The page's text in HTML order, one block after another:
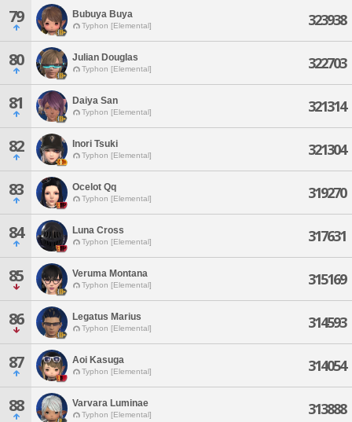
79 Bubuya Buya
Typhon [Elemental] 323938
80 Julian Douglas
Typhon [Elemental] 322703
81 Daiya San
Typhon [Elemental] 321314
82 Inori Tsuki
Typhon [Elemental] 321304
83 Ocelot Qq
Typhon [Elemental] 319270
84 Luna Cross
Typhon [Elemental] 317631
85 Veruma Montana
Typhon [Elemental] 315169
86 Legatus Marius
Typhon [Elemental] 314593
87 Aoi Kasuga
Typhon [Elemental] 314054
88 Varvara Luminae
Typhon [Elemental] 313888